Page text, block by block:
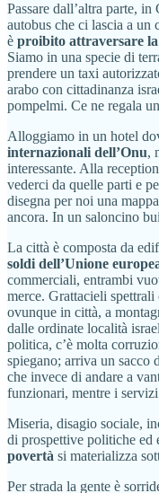
Passare dall’altra parte,
autobus che ci lascia a un
è proibito attraversare
Siamo in una specie di
prendere un taxi
arabo con cittadinanza
pompelmi. Ce ne regala
Alloggiamo in un hotel
internazionali dell’Onu,
interessante. Alla
vederci da quelle parti e
disegna per noi una
ancora. In un saloncino
La città è composta da
soldi dell’Unione
commerciali, entrambi
merce. Grattacieli
ovunque in città, a
dalle ordinate località
politica, c’è molta
spiegano; arriva un sacco
che invece di andare a
funzionari, mentre i
Miseria, disagio sociale,
di prospettive politiche ed
povertà si materializza
Per strada la gente è